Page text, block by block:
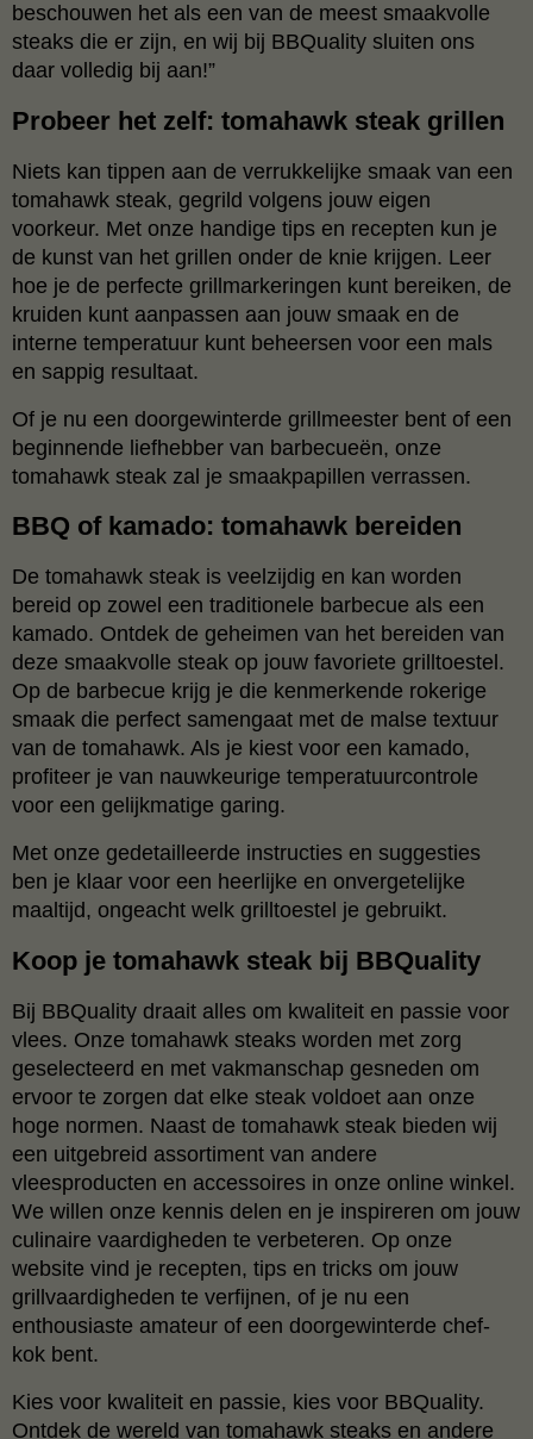
beschouwen het als een van de meest smaakvolle
steaks die er zijn, en wij bij BBQuality sluiten ons
daar volledig bij aan!”
Probeer het zelf: tomahawk steak grillen
Niets kan tippen aan de verrukkelijke smaak van een
tomahawk steak, gegrild volgens jouw eigen
voorkeur. Met onze handige tips en recepten kun je
de kunst van het grillen onder de knie krijgen. Leer
hoe je de perfecte grillmarkeringen kunt bereiken, de
kruiden kunt aanpassen aan jouw smaak en de
interne temperatuur kunt beheersen voor een mals
en sappig resultaat.
Of je nu een doorgewinterde grillmeester bent of een
beginnende liefhebber van barbecueën, onze
tomahawk steak zal je smaakpapillen verrassen.
BBQ of kamado: tomahawk bereiden
De tomahawk steak is veelzijdig en kan worden
bereid op zowel een traditionele barbecue als een
kamado. Ontdek de geheimen van het bereiden van
deze smaakvolle steak op jouw favoriete grilltoestel.
Op de barbecue krijg je die kenmerkende rokerige
smaak die perfect samengaat met de malse textuur
van de tomahawk. Als je kiest voor een kamado,
profiteer je van nauwkeurige temperatuurcontrole
voor een gelijkmatige garing.
Met onze gedetailleerde instructies en suggesties
ben je klaar voor een heerlijke en onvergetelijke
maaltijd, ongeacht welk grilltoestel je gebruikt.
Koop je tomahawk steak bij BBQuality
Bij BBQuality draait alles om kwaliteit en passie voor
vlees. Onze tomahawk steaks worden met zorg
geselecteerd en met vakmanschap gesneden om
ervoor te zorgen dat elke steak voldoet aan onze
hoge normen. Naast de tomahawk steak bieden wij
een uitgebreid assortiment van andere
vleesproducten en accessoires in onze online winkel.
We willen onze kennis delen en je inspireren om jouw
culinaire vaardigheden te verbeteren. Op onze
website vind je recepten, tips en tricks om jouw
grillvaardigheden te verfijnen, of je nu een
enthousiaste amateur of een doorgewinterde chef-
kok bent.
Kies voor kwaliteit en passie, kies voor BBQuality.
Ontdek de wereld van tomahawk steaks en andere